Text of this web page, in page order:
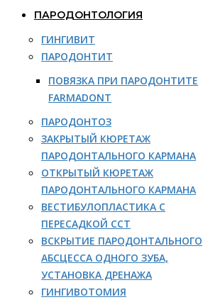
ПАРОДОНТОЛОГИЯ
ГИНГИВИТ
ПАРОДОНТИТ
ПОВЯЗКА ПРИ ПАРОДОНТИТЕ
FARMADONT
ПАРОДОНТОЗ
ЗАКРЫТЫЙ КЮРЕТАЖ
ПАРОДОНТАЛЬНОГО КАРМАНА
ОТКРЫТЫЙ КЮРЕТАЖ
ПАРОДОНТАЛЬНОГО КАРМАНА
ВЕСТИБУЛОПЛАСТИКА С
ПЕРЕСАДКОЙ ССТ
ВСКРЫТИЕ ПАРОДОНТАЛЬНОГО
АБСЦЕССА ОДНОГО ЗУБА,
УСТАНОВКА ДРЕНАЖА
ГИНГИВОТОМИЯ